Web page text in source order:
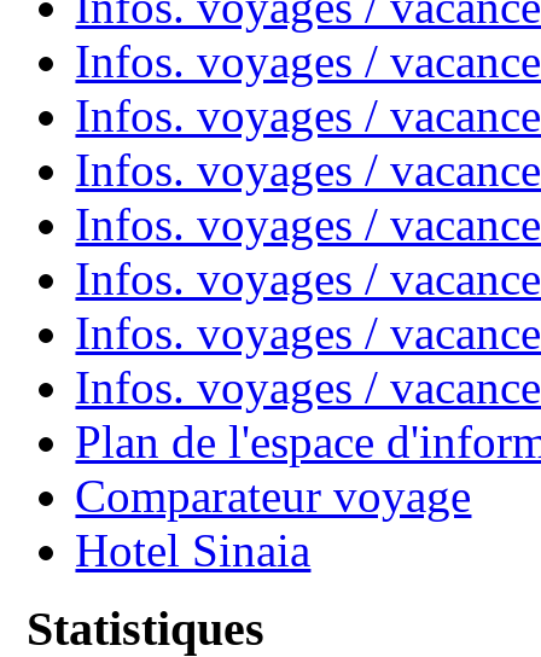
Infos. voyages /
Infos. voyages /
Infos. voyages /
Infos. voyages /
Infos. voyages /
Infos. voyages /
Infos. voyages /
Plan de l'espace
Comparateur voyage
Hotel Sinaia
Statistiques